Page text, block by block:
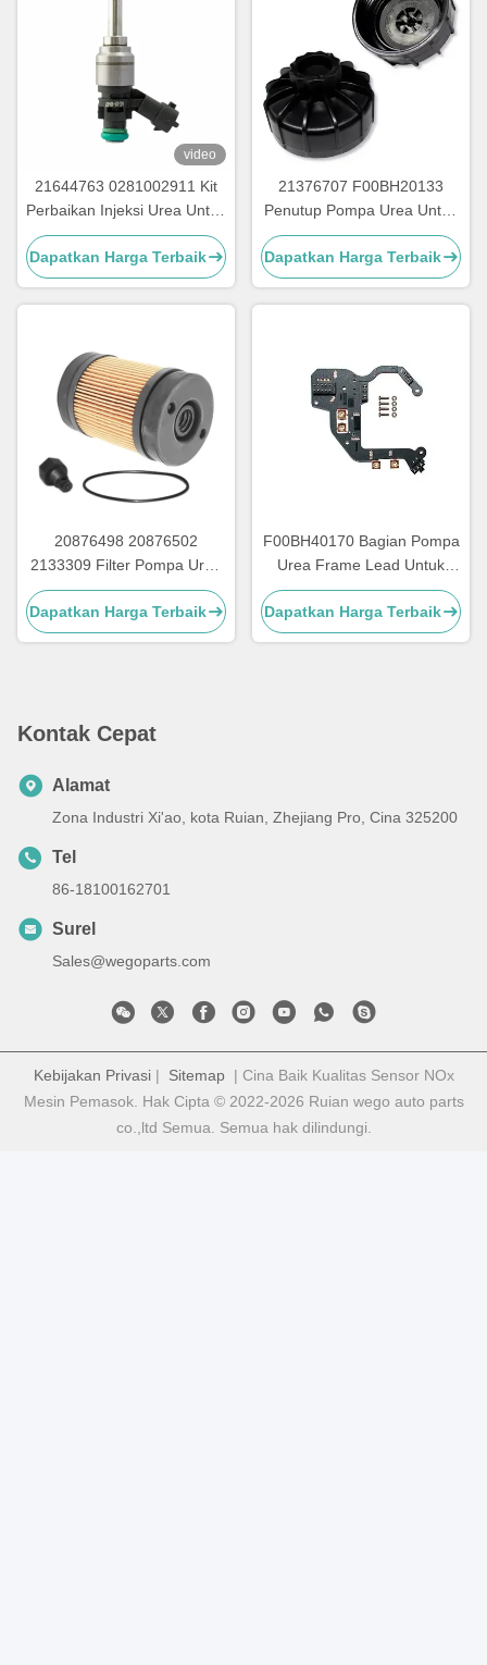
video
21644763 0281002911 Kit
Perbaikan Injeksi Urea Untuk
Truk Bagian Pompa Urea
Dapatkan Harga Terbaik
21376707 F00BH20133
Penutup Pompa Urea Untuk
Bagian Pompa Adblue
Dapatkan Harga Terbaik
20876498 20876502
2133309 Filter Pompa Urea
Untuk Bagian Perbaikan
Pompa Adblue
Dapatkan Harga Terbaik
F00BH40170 Bagian Pompa
Urea Frame Lead Untuk
Papan Sirkuit Pompa Urea
Dapatkan Harga Terbaik
Kontak Cepat
Alamat
Zona Industri Xi'ao, kota Ruian, Zhejiang Pro, Cina 325200
Tel
86-18100162701
Surel
Sales@wegoparts.com
Kebijakan Privasi| Sitemap| Cina Baik Kualitas Sensor NOx
Mesin Pemasok. Hak Cipta © 2022-2026 Ruian wego auto parts
co.,ltd Semua. Semua hak dilindungi.